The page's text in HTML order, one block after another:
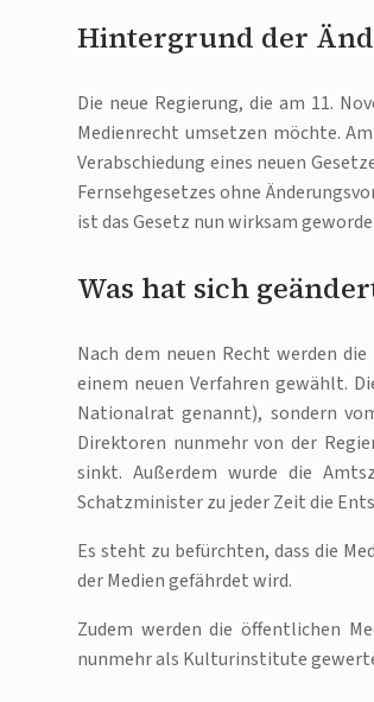
Hintergrund der
Die neue Regierung, die am 11.
Medienrecht umsetzen möchte.
Verabschiedung eines neuen
Fernsehgesetzes ohne
ist das Gesetz nun wirksam
Was hat sich
Nach dem neuen Recht werden
einem neuen Verfahren gewählt.
Nationalrat genannt), sondern
Direktoren nunmehr von der
sinkt. Außerdem wurde die
Schatzminister zu jeder Zeit die
Es steht zu befürchten, dass die
der Medien gefährdet wird.
Zudem werden die öffentlichen
nunmehr als Kulturinstitute